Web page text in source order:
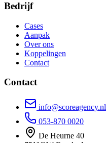
Bedrijf
Cases
Aanpak
Over ons
Koppelingen
Contact
Contact
info@scoreagency.nl
053-870 0020
De Heurne 40